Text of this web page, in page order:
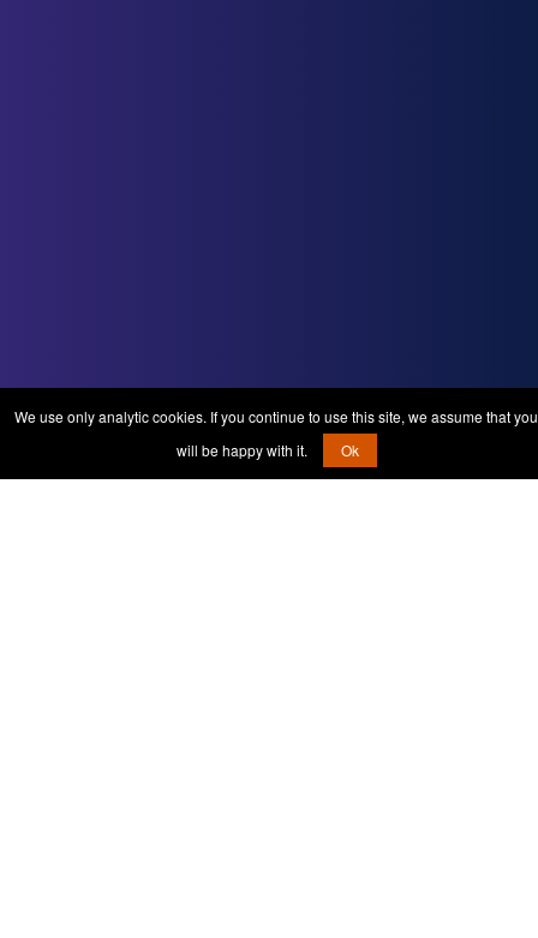
We use only analytic cookies. If you continue to use this site, we assume that you
will be happy with it.
Ok